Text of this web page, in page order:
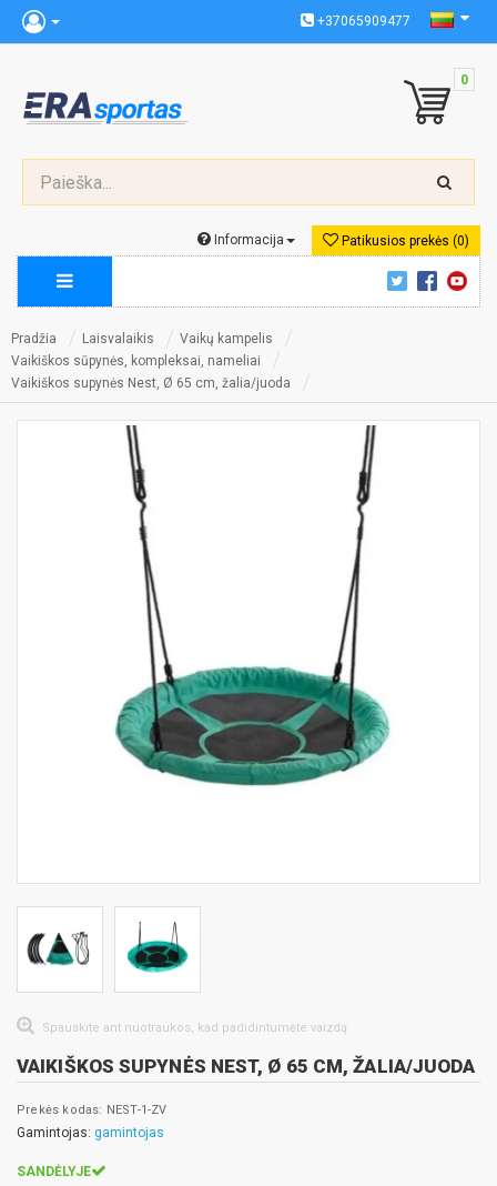
+37065909477
0
Patikusios prekės (0)
Informacija
Pradžia Laisvalaikis
Vaikų kampelis
Vaikiškos sūpynės, kompleksai, nameliai
Vaikiškos supynės Nest, Ø 65 cm, žalia/juoda
Spauskite ant nuotraukos, kad padidintumėte vaizdą
VAIKIŠKOS SUPYNĖS NEST, Ø 65 CM, ŽALIA/JUODA
Prekės kodas: NEST-1-ZV
Gamintojas: gamintojas
SANDĖLYJE